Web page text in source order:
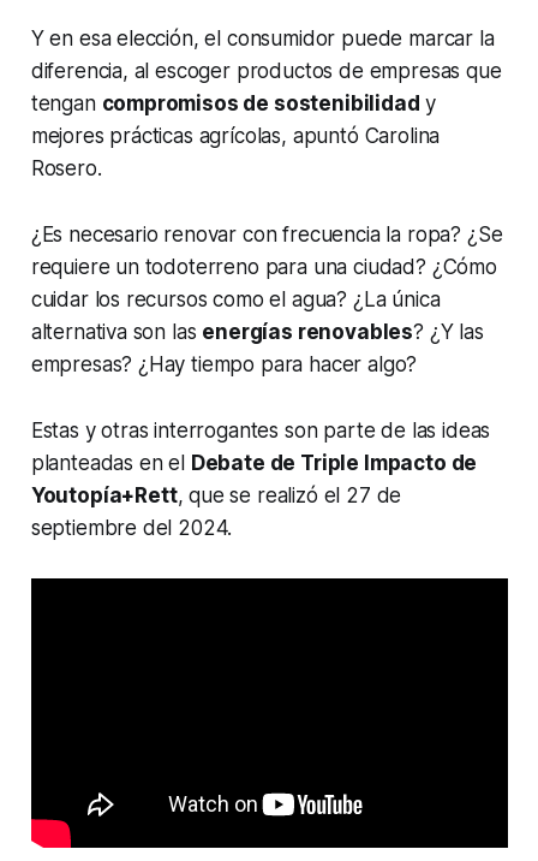
Y en esa elección, el consumidor puede marcar la
diferencia, al escoger productos de empresas que
tengan compromisos de sostenibilidad y
mejores prácticas agrícolas, apuntó Carolina
Rosero.
¿Es necesario renovar con frecuencia la ropa? ¿Se
requiere un todoterreno para una ciudad? ¿Cómo
cuidar los recursos como el agua? ¿La única
alternativa son las energías renovables? ¿Y las
empresas? ¿Hay tiempo para hacer algo?
Estas y otras interrogantes son parte de las ideas
planteadas en el
Debate de Triple Impacto de
Youtopía+Rett, que se realizó el 27 de
septiembre del 2024.